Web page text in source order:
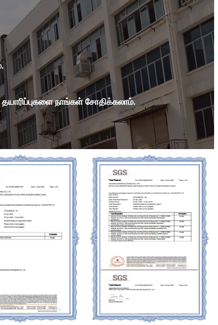
நாங்கள் சோதிக்கலாம்.